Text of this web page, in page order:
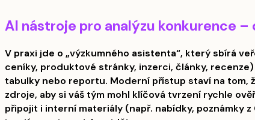
AI nástroje pro analýzu konkurence
V praxi jde o „výzkumného asistenta“, který sbírá
ceníky, produktové stránky, inzerci, články,
tabulky nebo reportu. Moderní přístup staví na tom,
zdroje, aby si váš tým mohl klíčová tvrzení rychle
připojit i interní materiály (např. nabídky, poznámky z